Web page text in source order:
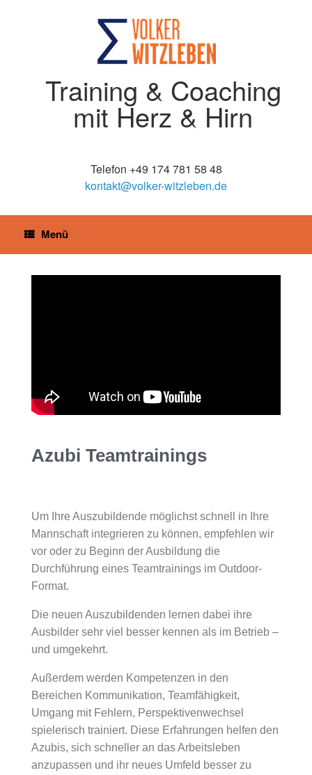
Training & Coaching
mit Herz & Hirn
Telefon +49 174 781 58 48
kontakt@volker-witzleben.de
Menü
Azubi Teamtrainings
Um Ihre Auszubildende möglichst schnell in Ihre
Mannschaft integrieren zu können, empfehlen wir
vor oder zu Beginn der Ausbildung die
Durchführung eines Teamtrainings im Outdoor-
Format.
Die neuen Auszubildenden lernen dabei ihre
Ausbilder sehr viel besser kennen als im Betrieb –
und umgekehrt.
Außerdem werden Kompetenzen in den
Bereichen Kommunikation, Teamfähigkeit,
Umgang mit Fehlern, Perspektivenwechsel
spielerisch trainiert. Diese Erfahrungen helfen den
Azubis, sich schneller an das Arbeitsleben
anzupassen und ihr neues Umfeld besser zu